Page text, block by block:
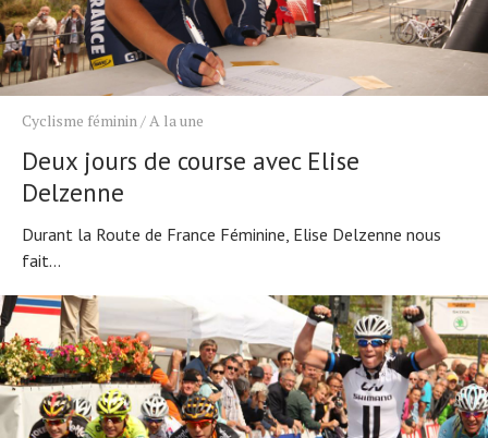
Cyclisme féminin/A la une
Deux jours de course avec Elise
Delzenne
Durant la Route de France Féminine, Elise Delzenne nous
fait...